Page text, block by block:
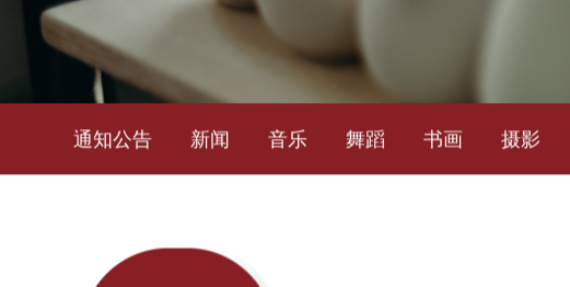
通知公告 新闻 音乐 舞蹈 书画 摄影